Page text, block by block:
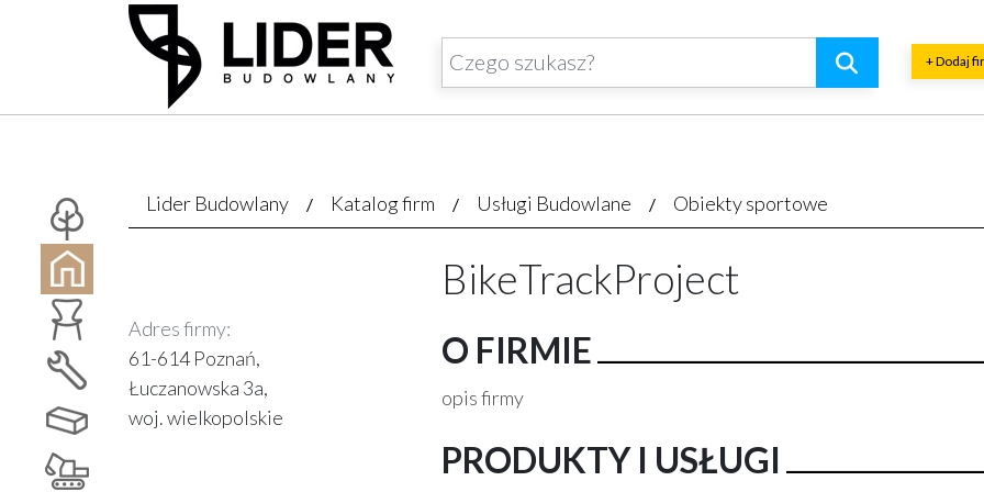
+ Dodaj
Lider Budowlany Katalog firm Usługi Budowlane Obiekty sportowe
Adres firmy:
61-614 Poznań,
Łuczanowska 3a,
woj. wielkopolskie
BikeTrackProject
O FIRMIE
opis firmy
PRODUKTY I USŁUGI